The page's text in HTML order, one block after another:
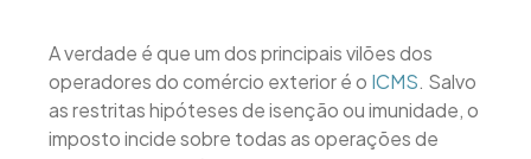
A verdade é que um dos principais vilões dos
operadores do comércio exterior é o ICMS. Salvo
as restritas hipóteses de isenção ou imunidade, o
imposto incide sobre todas as operações de